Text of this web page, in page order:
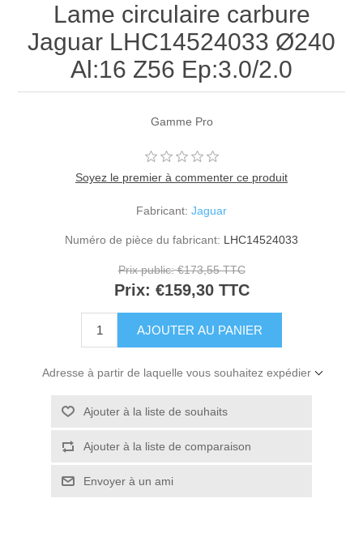
Lame circulaire carbure
Jaguar LHC14524033 Ø240
Al:16 Z56 Ep:3.0/2.0
Gamme Pro
Soyez le premier à commenter ce produit
Fabricant: Jaguar
Numéro de pièce du fabricant: LHC14524033
Prix public: €173,55 TTC
Prix: €159,30 TTC
Adresse à partir de laquelle vous souhaitez expédier